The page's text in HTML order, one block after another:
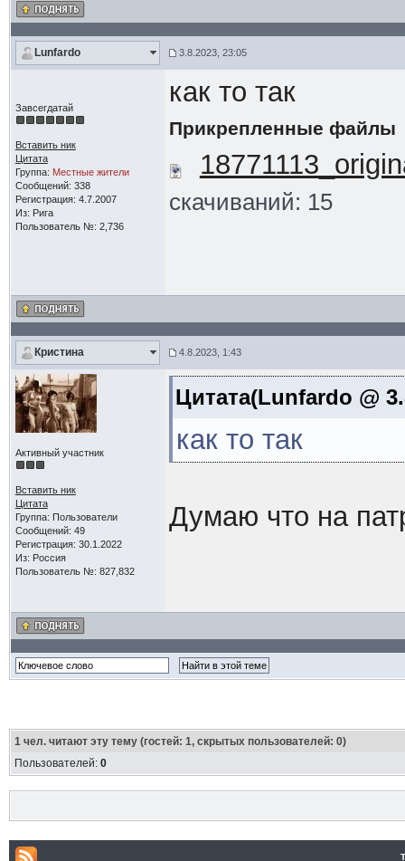
Lunfardo 3.8.2023, 23:05
Завсегдатай
Вставить ник
Цитата
Группа: Местные жители
Сообщений: 338
Регистрация: 4.7.2007
Из: Рига
Пользователь №: 2,736
как то так
Прикрепленные файлы
скачиваний: 15
Кристина 4.8.2023, 1:43
Активный участник
Вставить ник
Цитата
Группа: Пользователи
Сообщений: 49
Регистрация: 30.1.2022
Из: Россия
Пользователь №: 827,832
Цитата(Lunfardo @
как то так
Думаю что на
1чел. читают эту тему (гостей: 1, скрытых пользователей: 0)
Пользователей: 0